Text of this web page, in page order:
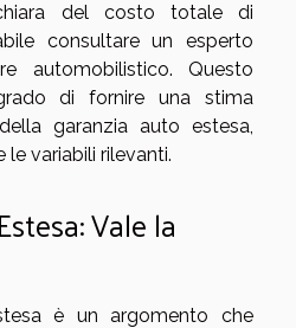
del costo totale di
consultare un esperto
automobilistico. Questo
di fornire una stima
garanzia auto estesa,
variabili rilevanti.
Vale la
è un argomento che